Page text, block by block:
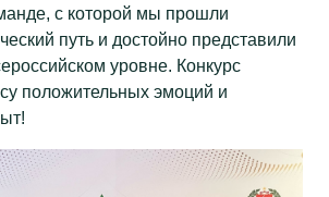
с которой мы прошли
путь и достойно представили
уровне. Конкурс
положительных эмоций и